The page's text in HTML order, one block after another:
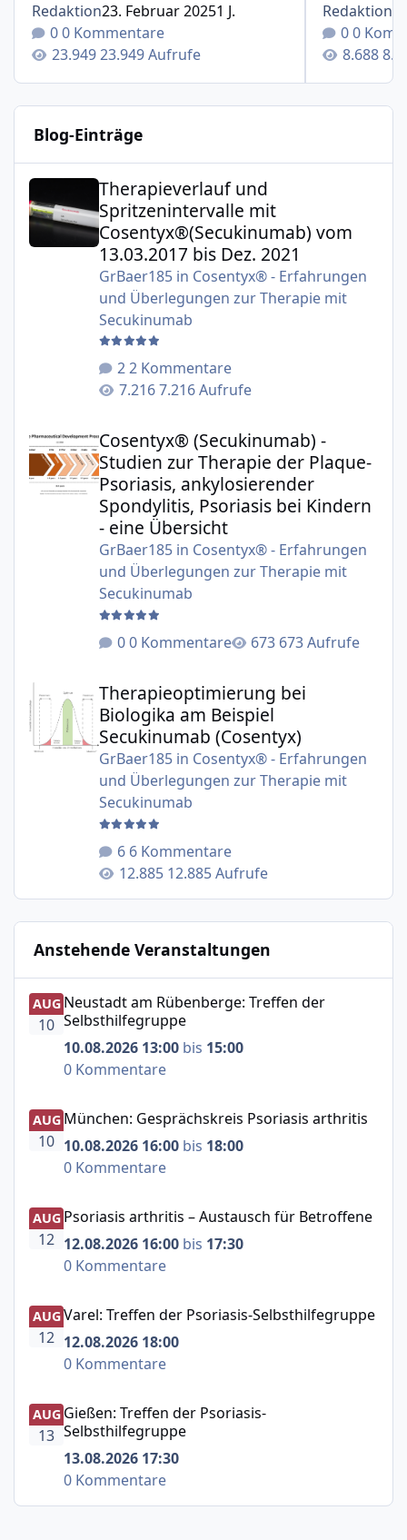
Redaktion23. Februar 20251 J.
0 Kommentare
23.949 Aufrufe
Redaktion
0
Blog-Einträge
Therapieverlauf und Spritzenintervalle mit
Therapieverlauf und
Spritzenintervalle mit
Cosentyx®(Secukinumab) vom
13.03.2017 bis Dez. 2021
GrBaer185in Cosentyx® - Erfahrungen
und Überlegungen zur Therapie mit
Secukinumab
2 Kommentare
7.216 Aufrufe
Cosentyx® (Secukinumab) -
Studien zur Therapie der Plaque-
Psoriasis, ankylosierender
Spondylitis, Psoriasis bei Kindern
- eine Übersicht
GrBaer185in Cosentyx® - Erfahrungen
und Überlegungen zur Therapie mit
Secukinumab
0 Kommentare
673 Aufrufe
Therapieoptimierung bei Biologika am Beispiel
Therapieoptimierung bei
Biologika am Beispiel
Secukinumab (Cosentyx)
GrBaer185in Cosentyx® - Erfahrungen
und Überlegungen zur Therapie mit
Secukinumab
6 Kommentare
12.885 Aufrufe
Anstehende Veranstaltungen
Neustadt am Rübenberge: Treffen der Selbsthilfegruppe
AUG
10
Neustadt am Rübenberge: Treffen der
Selbsthilfegruppe
10.08.2026 13:00 bis 15:00
0 Kommentare
München: Gesprächskreis Psoriasis arthritis
AUG
10
München: Gesprächskreis Psoriasis arthritis
10.08.2026 16:00 bis 18:00
0 Kommentare
Psoriasis arthritis – Austausch für Betroffene
AUG
12
Psoriasis arthritis – Austausch für Betroffene
12.08.2026 16:00 bis 17:30
0 Kommentare
Varel: Treffen der Psoriasis-Selbsthilfegruppe
AUG
12
Varel: Treffen der Psoriasis-Selbsthilfegruppe
12.08.2026 18:00
0 Kommentare
Gießen: Treffen der Psoriasis-Selbsthilfegruppe
AUG
13
Gießen: Treffen der Psoriasis-
Selbsthilfegruppe
13.08.2026 17:30
0 Kommentare